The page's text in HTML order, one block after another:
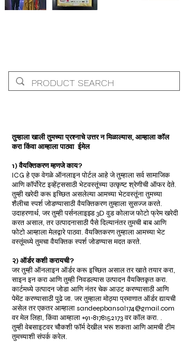
तुम्हाला खाली तुमच्या प्रश्नाचे उत्तर न मिळाल्यास, आम्हाला कॉल
करा किंवा आम्हाला पाठवा ईमेल
1) वैयक्तिकरण म्हणजे काय?
ICG हे एक वेगळे ऑनलाइन पोर्टल आहे जे तुम्हाला सर्व सामाजिक
आणि कॉर्पोरेट इव्हेंट्ससाठी भेटवस्तूंच्या उत्कृष्ट श्रेणीची ऑफर देते.
तुम्ही खरेदी करू इच्छित असलेल्या आमच्या भेटवस्तूंना तुमच्या
शैलीचा स्पर्श जोडण्यासाठी वैयक्तिकरण तुम्हाला सुसज्ज करते.
उदाहरणार्थ, जर तुम्ही पर्सनलाइझ्ड 3D वुड कोलाज फोटो फ्रेम खरेदी
करत असाल, तर उत्पादनासाठी पैसे दिल्यानंतर तुमची बाब आणि
फोटो आम्हाला मेलद्वारे पाठवा. वैयक्तिकरण तुम्हाला आमच्या भेट
वस्तूंमध्ये तुमचा वैयक्तिक स्पर्श जोडण्यास मदत करते.
२) ऑर्डर कशी करायची?
जर तुम्ही ऑनलाइन ऑर्डर करू इच्छित असाल तर खाते तयार करा,
साइन इन करा आणि तुम्ही निवडल्यास उत्पादन वैयक्तिकृत करा.
कार्टमध्ये उत्पादन जोडा आणि नंतर चेक आउट करण्यासाठी आणि
पेमेंट करण्यासाठी पुढे जा. जर तुम्हाला मोठ्या प्रमाणात ऑर्डर द्यायची
असेल तर एकतर आम्हाला sandeepbansal174@gmail.com
वर मेल लिहा, किंवा आम्हाला +91-8178152173 वर कॉल करा. .
तुम्ही वेबसाइटवर चौकशी फॉर्म देखील भरू शकता आणि आमची टीम
तुमच्याशी संपर्क करेल.